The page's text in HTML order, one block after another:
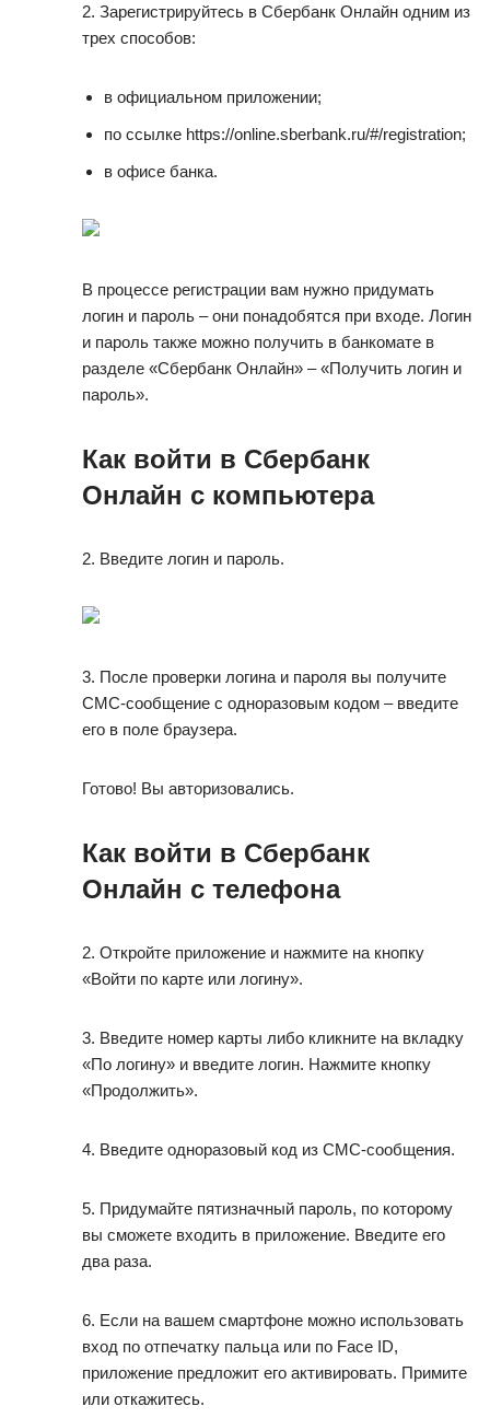
2. Зарегистрируйтесь в Сбербанк Онлайн одним из
трех способов:
в официальном приложении;
по ссылке https://online.sberbank.ru/#/registration;
в офисе банка.
В процессе регистрации вам нужно придумать
логин и пароль – они понадобятся при входе. Логин
и пароль также можно получить в банкомате в
разделе «Сбербанк Онлайн» – «Получить логин и
пароль».
Как войти в Сбербанк
Онлайн с компьютера
2. Введите логин и пароль.
3. После проверки логина и пароля вы получите
СМС-сообщение с одноразовым кодом – введите
его в поле браузера.
Готово! Вы авторизовались.
Как войти в Сбербанк
Онлайн с телефона
2. Откройте приложение и нажмите на кнопку
«Войти по карте или логину».
3. Введите номер карты либо кликните на вкладку
«По логину» и введите логин. Нажмите кнопку
«Продолжить».
4. Введите одноразовый код из СМС-сообщения.
5. Придумайте пятизначный пароль, по которому
вы сможете входить в приложение. Введите его
два раза.
6. Если на вашем смартфоне можно использовать
вход по отпечатку пальца или по Face ID,
приложение предложит его активировать. Примите
или откажитесь.